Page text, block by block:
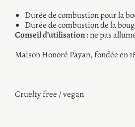
Durée de combustion pour la
Durée de combustion de la
Conseil d’utilisation :ne pas
Maison Honoré Payan, fondée en
Cruelty free / vegan